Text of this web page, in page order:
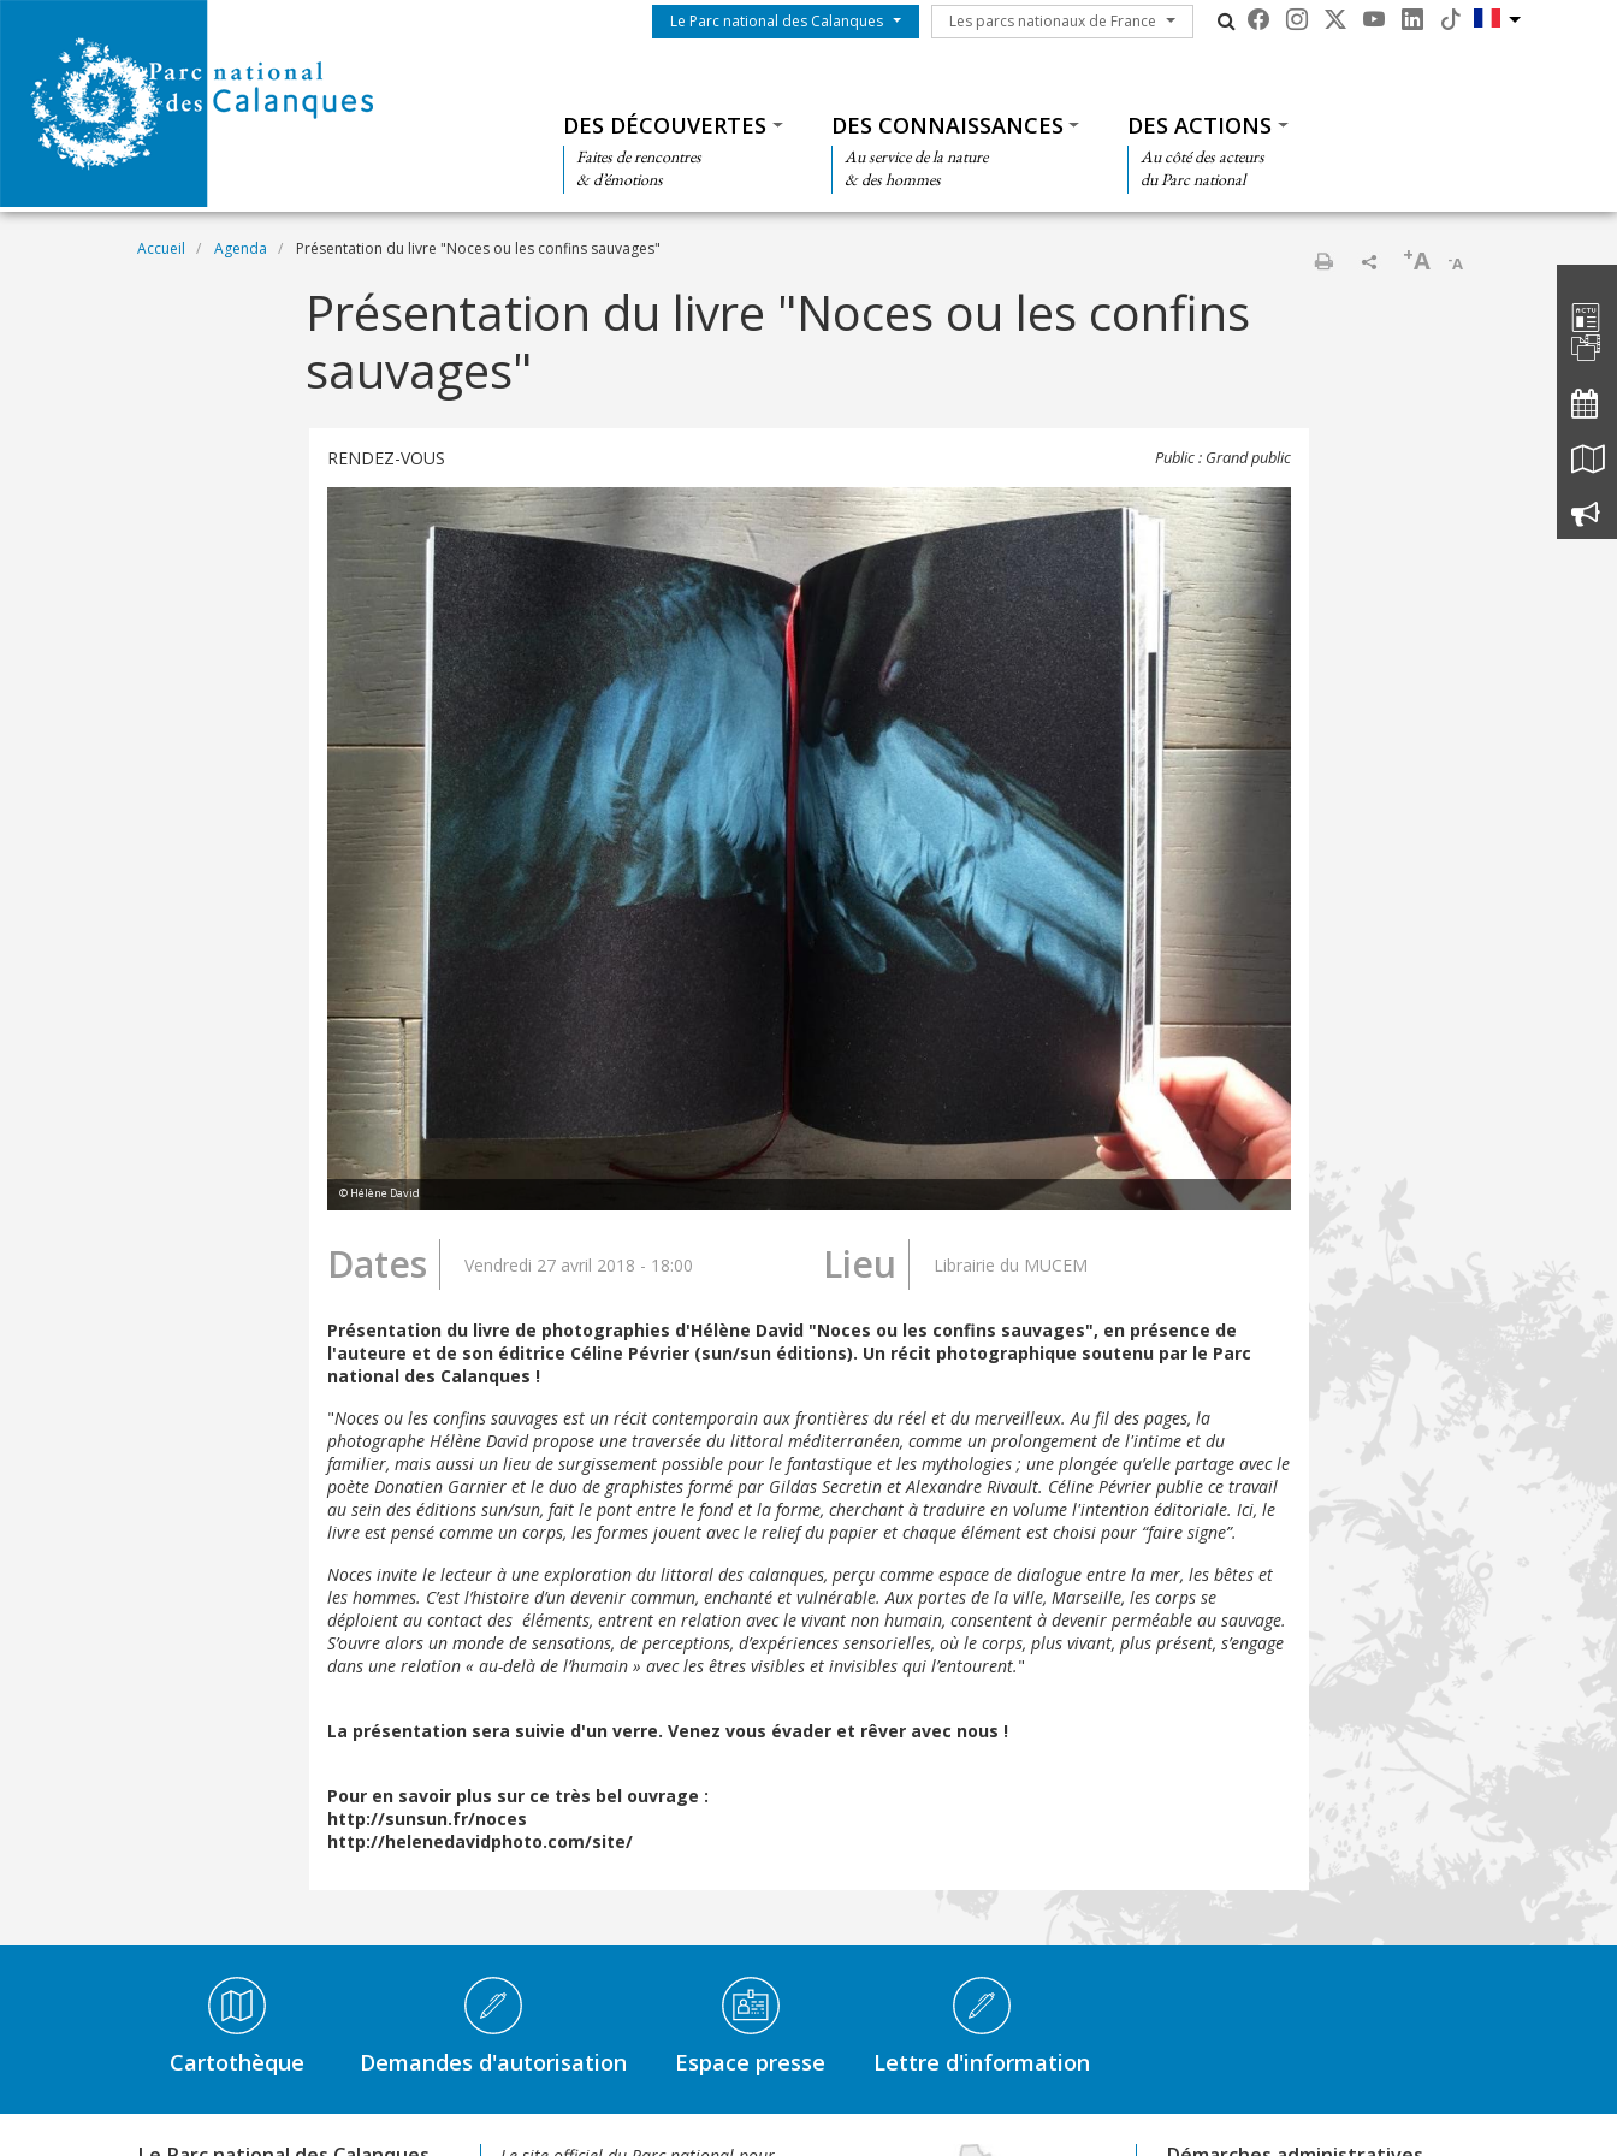
Menu du parc
Le Parc national des Calanques Les parcs nationaux de France
Les parcs nationaux de France
DES DÉCOUVERTES
Faites de rencontres
& d’émotions
DES CONNAISSANCES
Au service de la nature
& des hommes
DES ACTIONS
Au côté des acteurs
du Parc national
Fil d'Ariane
Accueil Agenda Présentation du livre "Noces ou les confins sauvages"
-A
+A
Présentation du livre "Noces ou les confins
sauvages"
RENDEZ-VOUS Public : Grand public
© Hélène David
Dates Vendredi 27 avril 2018 - 18:00 Lieu Librairie du MUCEM
Présentation du livre de photographies d'Hélène David "Noces ou les confins sauvages", en présence de
l'auteure et de son éditrice Céline Pévrier (sun/sun éditions). Un récit photographique soutenu par le Parc
national des Calanques !
"Noces ou les confins sauvages est un récit contemporain aux frontières du réel et du merveilleux. Au fil des pages, la
photographe Hélène David propose une traversée du littoral méditerranéen, comme un prolongement de l'intime et du
familier, mais aussi un lieu de surgissement possible pour le fantastique et les mythologies ; une plongée qu’elle partage avec le
poète Donatien Garnier et le duo de graphistes formé par Gildas Secretin et Alexandre Rivault. Céline Pévrier publie ce travail
au sein des éditions sun/sun, fait le pont entre le fond et la forme, cherchant à traduire en volume l'intention éditoriale. Ici, le
livre est pensé comme un corps, les formes jouent avec le relief du papier et chaque élément est choisi pour “faire signe”.
Noces invite le lecteur à une exploration du littoral des calanques, perçu comme espace de dialogue entre la mer, les bêtes et
les hommes. C’est l’histoire d’un devenir commun, enchanté et vulnérable. Aux portes de la ville, Marseille, les corps se
déploient au contact des éléments, entrent en relation avec le vivant non humain, consentent à devenir perméable au sauvage.
S’ouvre alors un monde de sensations, de perceptions, d’expériences sensorielles, où le corps, plus vivant, plus présent, s’engage
dans une relation « au-delà de l’humain » avec les êtres visibles et invisibles qui l’entourent."
La présentation sera suivie d'un verre. Venez vous évader et rêver avec nous !
Pour en savoir plus sur ce très bel ouvrage :
http://sunsun.fr/noces
http://helenedavidphoto.com/site/
Médiathèque Footer
Cartothèque Demandes d'autorisation Espace presse Lettre d'information